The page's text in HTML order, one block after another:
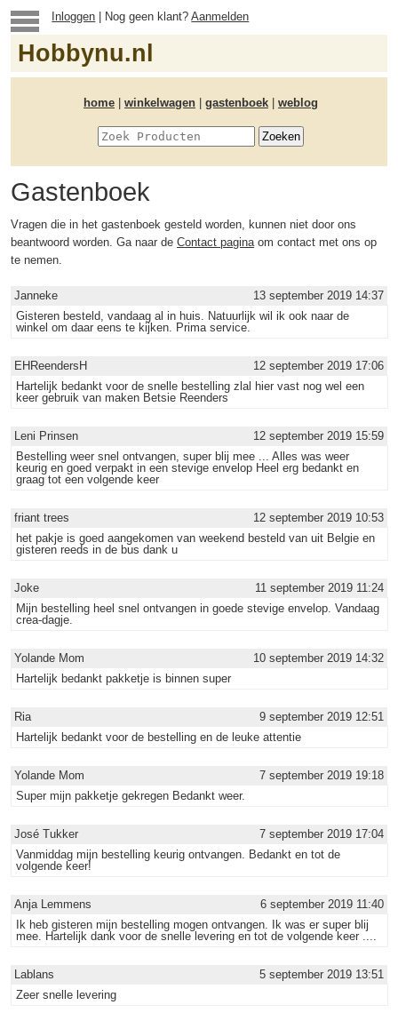
Inloggen | Nog geen klant?Aanmelden
Hobbynu.nl
home winkelwagen gastenboek weblog
Gastenboek
Vragen die in het gastenboek gesteld worden, kunnen niet door ons
beantwoord worden. Ga naar de Contact paginaom contact met ons op
te nemen.
Janneke
13 september 2019 14:37
Gisteren besteld, vandaag al in huis. Natuurlijk wil ik ook naar de
winkel om daar eens te kijken. Prima service.
EHReendersH
12 september 2019 17:06
Hartelijk bedankt voor de snelle bestelling zlal hier vast nog wel een
keer gebruik van maken Betsie Reenders
Leni Prinsen
12 september 2019 15:59
Bestelling weer snel ontvangen, super blij mee ... Alles was weer
keurig en goed verpakt in een stevige envelop Heel erg bedankt en
graag tot een volgende keer
friant trees
12 september 2019 10:53
het pakje is goed aangekomen van weekend besteld van uit Belgie en
gisteren reeds in de bus dank u
Joke
11 september 2019 11:24
Mijn bestelling heel snel ontvangen in goede stevige envelop. Vandaag
crea-dagje.
Yolande Mom
10 september 2019 14:32
Hartelijk bedankt pakketje is binnen super
Ria
9 september 2019 12:51
Hartelijk bedankt voor de bestelling en de leuke attentie
Yolande Mom
7 september 2019 19:18
Super mijn pakketje gekregen Bedankt weer.
José Tukker
7 september 2019 17:04
Vanmiddag mijn bestelling keurig ontvangen. Bedankt en tot de
volgende keer!
Anja Lemmens
6 september 2019 11:40
Ik heb gisteren mijn bestelling mogen ontvangen. Ik was er super blij
mee. Hartelijk dank voor de snelle levering en tot de volgende keer ....
Lablans
5 september 2019 13:51
Zeer snelle levering